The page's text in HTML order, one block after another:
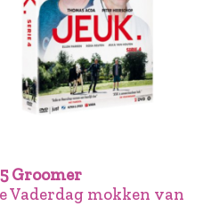
Groomer
Vaderdag mokken van